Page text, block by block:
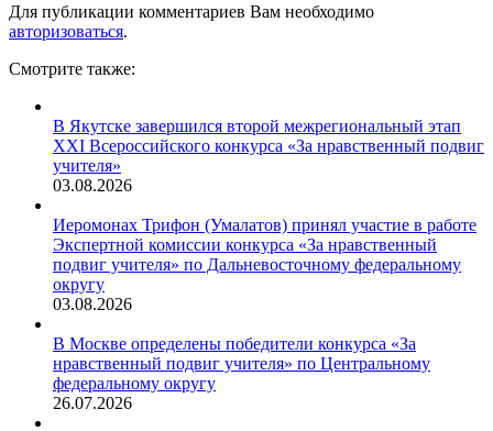
Для публикации комментариев Вам необходимо
авторизоваться.
Смотрите также:
В Якутске завершился второй межрегиональный этап
XXI Всероссийского конкурса «За нравственный подвиг
учителя»
03.08.2026
Иеромонах Трифон (Умалатов) принял участие в работе
Экспертной комиссии конкурса «За нравственный
подвиг учителя» по Дальневосточному федеральному
округу
03.08.2026
В Москве определены победители конкурса «За
нравственный подвиг учителя» по Центральному
федеральному округу
26.07.2026